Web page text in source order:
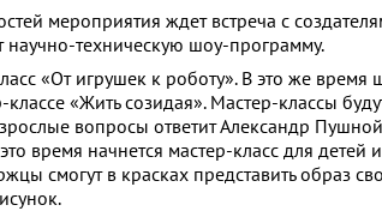
мероприятия ждет встреча с
научно-техническую шоу-программу.
«От игрушек к роботу». В это же время
«Жить созидая». Мастер-классы
вопросы ответит Александр
время начнется мастер-класс для детей
смогут в красках представить образ